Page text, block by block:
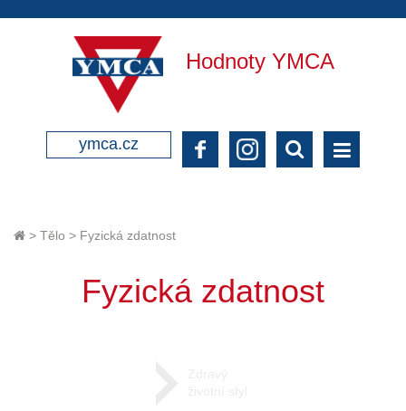
Hodnoty YMCA
ymca.cz
> Tělo > Fyzická zdatnost
Fyzická zdatnost